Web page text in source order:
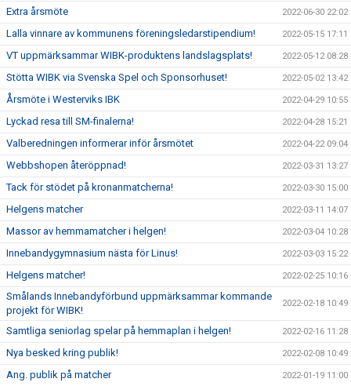
Extra årsmöte 2022-06-30 22:02
Lalla vinnare av kommunens föreningsledarstipendium! 2022-05-15 17:11
VT uppmärksammar WIBK-produktens landslagsplats! 2022-05-12 08:28
Stötta WIBK via Svenska Spel och Sponsorhuset! 2022-05-02 13:42
Årsmöte i Westerviks IBK 2022-04-29 10:55
Lyckad resa till SM-finalerna! 2022-04-28 15:21
Valberedningen informerar inför årsmötet 2022-04-22 09:04
Webbshopen återöppnad! 2022-03-31 13:27
Tack för stödet på kronanmatcherna! 2022-03-30 15:00
Helgens matcher 2022-03-11 14:07
Massor av hemmamatcher i helgen! 2022-03-04 10:28
Innebandygymnasium nästa för Linus! 2022-03-03 15:22
Helgens matcher! 2022-02-25 10:16
Smålands Innebandyförbund uppmärksammar kommande
projekt för WIBK!
2022-02-18 10:49
Samtliga seniorlag spelar på hemmaplan i helgen! 2022-02-16 11:28
Nya besked kring publik! 2022-02-08 10:49
Ang. publik på matcher 2022-01-19 11:00